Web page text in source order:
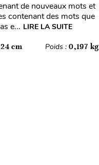
de nouveaux mots et
contenant des mots que
e... LIRE LA SUITE
cm Poids :0,197 kg